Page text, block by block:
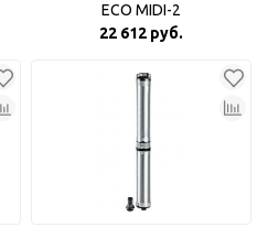
ECO MIDI-2
22 612 руб.